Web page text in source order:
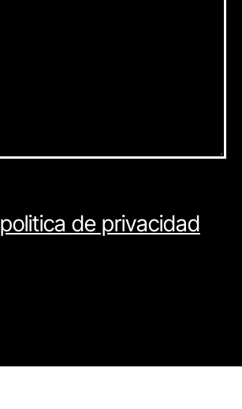
politica de privacidad